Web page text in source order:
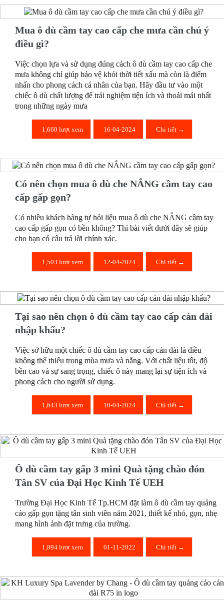
Mua ô dù cầm tay cao cấp che mưa cần chú ý
điều gì?
Việc chọn lựa và sử dụng đúng cách ô dù cầm tay cao cấp che
mưa không chỉ giúp bảo vệ khỏi thời tiết xấu mà còn là điểm
nhấn cho phong cách cá nhân của bạn. Hãy đầu tư vào một
chiếc ô dù chất lượng để trải nghiệm tiện ích và thoải mái nhất
trong những ngày mưa
1,660 lượt xem 16-04-2024 Chi tiết →
Có nên chọn mua ô dù che NẮNG cầm tay cao
cấp gấp gọn?
Có nhiều khách hàng tự hỏi liệu mua ô dù che NẮNG cầm tay
cao cấp gấp gọn có bền không? Thì bài viết dưới đây sẽ giúp
cho bạn có câu trả lời chính xác.
1,503 lượt xem 12-04-2024 Chi tiết →
Tại sao nên chọn ô dù cầm tay cao cấp cán dài
nhập khẩu?
Việc sở hữu một chiếc ô dù cầm tay cao cấp cán dài là điều
không thể thiếu trong mùa mưa và nắng. Với chất liệu tốt, độ
bền cao và sự sang trọng, chiếc ô này mang lại sự tiện ích và
phong cách cho người sử dụng.
1,643 lượt xem 10-04-2024 Chi tiết →
Ô dù cầm tay gấp 3 mini Quà tặng chào đón
Tân SV của Đại Học Kinh Tế UEH
Trường Đại Học Kinh Tế Tp.HCM đặt làm ô dù cầm tay quảng
cáo gấp gọn tặng tân sinh viên năm 2021, thiết kế nhỏ, gọn, nhẹ
mang hình ảnh đặt trưng của trường.
1,894 lượt xem 01-11-2022 Chi tiết →